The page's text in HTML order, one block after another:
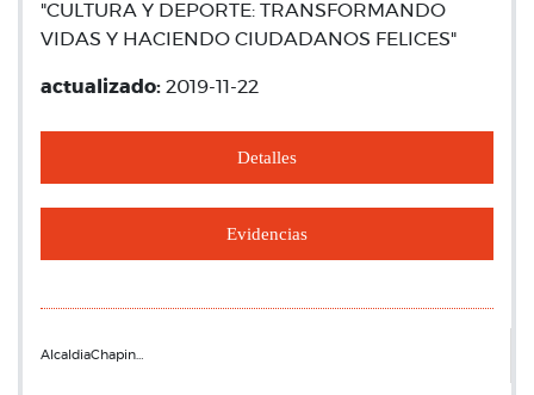
"CULTURA Y DEPORTE: TRANSFORMANDO
VIDAS Y HACIENDO CIUDADANOS FELICES"
actualizado: 2019-11-22
Detalles
Evidencias
AlcaldiaChapin…